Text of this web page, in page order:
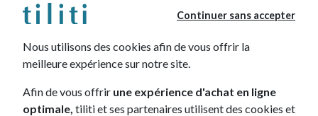
Continuer sans accepter
Nous utilisons des cookies afin de vous offrir la
meilleure expérience sur notre site.
Afin de vous offrir une expérience d'achat en ligne
optimale, tiliti et ses partenaires utilisent des cookies et
sera plus élevé puisqu'aucun versement initial n’a été
effectué.